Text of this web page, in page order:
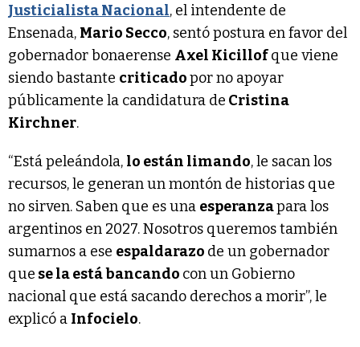
Justicialista Nacional, el intendente de
Ensenada, Mario Secco, sentó postura en favor del
gobernador bonaerense Axel Kicillofque viene
siendo bastante criticadopor no apoyar
públicamente la candidatura de Cristina
Kirchner.
“Está peleándola, lo están limando, le sacan los
recursos, le generan un montón de historias que
no sirven. Saben que es una esperanzapara los
argentinos en 2027. Nosotros queremos también
sumarnos a ese espaldarazo de un gobernador
que se la está bancando con un Gobierno
nacional que está sacando derechos a morir”, le
explicó a Infocielo.